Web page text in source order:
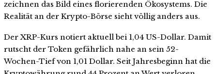
zeichnen das Bild eines florierenden Ökosystems. Die
Realität an der Krypto-Börse sieht völlig anders aus.
Der XRP-Kurs notiert aktuell bei 1,04 US-Dollar. Damit
rutscht der Token gefährlich nahe an sein 52-
Wochen-Tief von 1,01 Dollar. Seit Jahresbeginn hat die